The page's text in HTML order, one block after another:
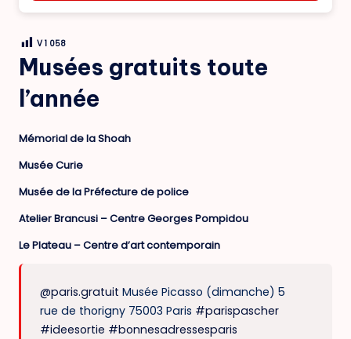
V 1 058
Musées gratuits toute
l’année
Mémorial de la Shoah
Musée Curie
Musée de la Préfecture de police
Atelier Brancusi – Centre Georges Pompidou
Le Plateau – Centre d’art contemporain
@paris.gratuit Musée Picasso (dimanche) 5
rue de thorigny 75003 Paris #parispascher
#ideesortie #bonnesadressesparis